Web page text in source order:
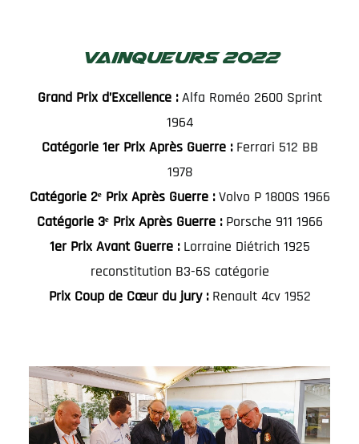
Vainqueurs 2022
Grand Prix d’Excellence :Alfa Roméo 2600 Sprint
1964
Catégorie 1er Prix Après Guerre :Ferrari 512 BB
1978
Catégorie 2ᵉ Prix Après Guerre :Volvo P 1800S 1966
Catégorie 3ᵉ Prix Après Guerre :Porsche 911 1966
1er Prix Avant Guerre :Lorraine Diétrich 1925
reconstitution B3-6S catégorie
Prix Coup de Cœur du jury :Renault 4cv 1952